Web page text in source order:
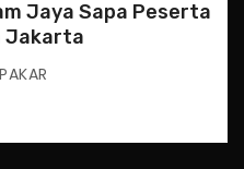
Jaya Sapa Peserta
Jakarta